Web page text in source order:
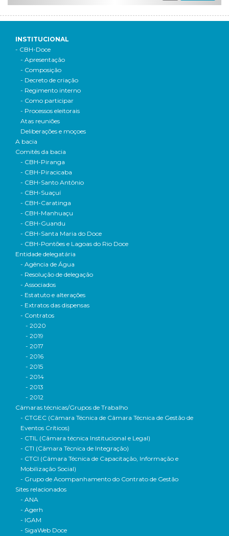
INSTITUCIONAL
- CBH-Doce
- Apresentação
- Composição
- Decreto de criação
- Regimento interno
- Como participar
- Processos eleitorais
Atas reuniões
Deliberações e moçoes
A bacia
Comitês da bacia
- CBH-Piranga
- CBH-Piracicaba
- CBH-Santo Antônio
- CBH-Suaçuí
- CBH-Caratinga
- CBH-Manhuaçu
- CBH-Guandu
- CBH-Santa Maria do Doce
- CBH-Pontões e Lagoas do Rio Doce
Entidade delegatária
- Agência de Água
- Resolução de delegação
- Associados
- Estatuto e alterações
- Extratos das dispensas
- Contratos
- 2020
- 2019
- 2017
- 2016
- 2015
- 2014
- 2013
- 2012
Câmaras técnicas/Grupos de Trabalho
- CTGEC (Câmara Técnica de Câmara Técnica de Gestão de
Eventos Críticos)
- CTIL (Câmara técnica Institucional e Legal)
- CTI (Câmara Técnica de Integração)
- CTCI (Câmara Técnica de Capacitação, Informação e
Mobilização Social)
- Grupo de Acompanhamento do Contrato de Gestão
Sites relacionados
- ANA
- Agerh
- IGAM
- SigaWeb Doce